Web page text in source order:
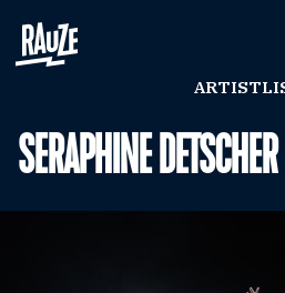
SERAPHINE DETSCHER